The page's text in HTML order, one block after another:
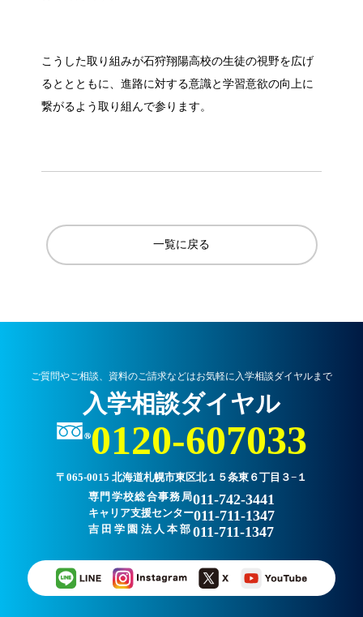
こうした取り組みが石狩翔陽高校の生徒の視野を広げ
るととともに、進路に対する意識と学習意欲の向上に
繋がるよう取り組んで参ります。
一覧に戻る
ご質問やご相談、資料のご請求などはお気軽に入学相談ダイヤルまで
入学相談ダイヤル
0120-607033
〒065-0015 北海道札幌市東区北１５条東６丁目３−１
専門学校総合事務局011-742-3441
キャリア支援センター011-711-1347
吉田学園法人本部011-711-1347